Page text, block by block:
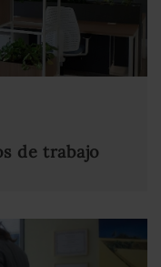
de trabajo